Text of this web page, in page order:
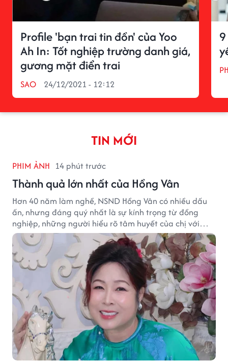
Profile 'bạn trai tin đồn' của Yoo
Ah In: Tốt nghiệp trường danh giá,
gương mặt điển trai
SAO 24/12/2021 - 12:12
TIN MỚI
PHIM ẢNH 14 phút trước
Thành quả lớn nhất của Hồng Vân
Hơn 40 năm làm nghề, NSND Hồng Vân có nhiều dấu
ấn, nhưng đáng quý nhất là sự kính trọng từ đồng
nghiệp, những người hiểu rõ tâm huyết của chị với
nghệ thuật.